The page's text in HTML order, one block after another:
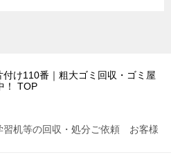
付け110番｜粗大ゴミ回収・ゴミ屋
TOP
習机等の回収・処分ご依頼 お客様